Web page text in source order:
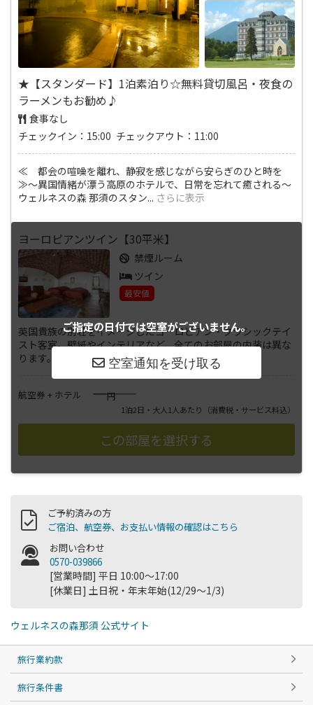
★【スタンダード】1泊素泊り☆無料貸切風呂・夜食の
ラーメンもお勧め♪
食事なし
チェックイン：15:00 チェックアウト：11:00
≪ 都会の喧噪を離れ、静寂を感じながら安らぎのひと時を
≫～異国情緒が漂う高原のホテルで、日常を忘れて癒される～
ウェルネスの森 那須のスタン... さらに表示
ご指定の日付では空室がございません。
ヨーロピアンツイン【30平米】
禁煙ルーム
ツイン
最安値
英国貴族の別荘をイメージしたヨーロピアン・クラシックテイ
スト客室。壁紙やインテリアなど、全てのお部屋の内装は異な
ります。洋館の雰囲気を演出す... さらに表示
航空券 + ホテル ――――円
1泊2日・大人1人あたり （消費税・サービス料込）
ご予約済みの方
ご宿泊、航空券、お支払い情報の確認はこちら
お問い合わせ
0570-039866
[営業時間] 平日 10:00～17:00
[休業日] 土日祝・年末年始(12/29～1/3)
ウェルネスの森那須 公式サイト
旅行業約款
旅行条件書